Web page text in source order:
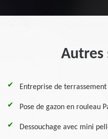
Autres
Entreprise de terrassement
Pose de gazon en rouleau
Dessouchage avec mini